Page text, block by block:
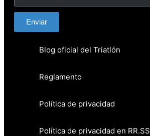
Enviar
Blog oficial del Triatlón
Reglamento
Política de privacidad
Política de privacidad en RR.SS